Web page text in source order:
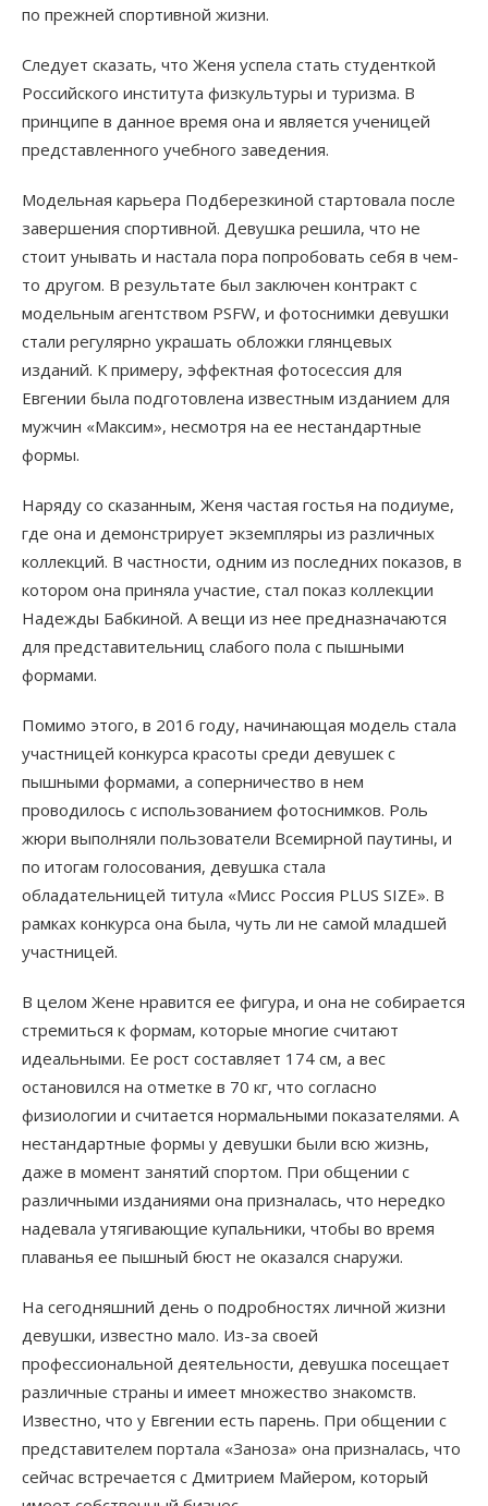
по прежней спортивной жизни.
Следует сказать, что Женя успела стать студенткой
Российского института физкультуры и туризма. В
принципе в данное время она и является ученицей
представленного учебного заведения.
Модельная карьера Подберезкиной стартовала после
завершения спортивной. Девушка решила, что не
стоит унывать и настала пора попробовать себя в чем-
то другом. В результате был заключен контракт с
модельным агентством PSFW, и фотоснимки девушки
стали регулярно украшать обложки глянцевых
изданий. К примеру, эффектная фотосессия для
Евгении была подготовлена известным изданием для
мужчин «Максим», несмотря на ее нестандартные
формы.
Наряду со сказанным, Женя частая гостья на подиуме,
где она и демонстрирует экземпляры из различных
коллекций. В частности, одним из последних показов, в
котором она приняла участие, стал показ коллекции
Надежды Бабкиной. А вещи из нее предназначаются
для представительниц слабого пола с пышными
формами.
Помимо этого, в 2016 году, начинающая модель стала
участницей конкурса красоты среди девушек с
пышными формами, а соперничество в нем
проводилось с использованием фотоснимков. Роль
жюри выполняли пользователи Всемирной паутины, и
по итогам голосования, девушка стала
обладательницей титула «Мисс Россия PLUS SIZE». В
рамках конкурса она была, чуть ли не самой младшей
участницей.
В целом Жене нравится ее фигура, и она не собирается
стремиться к формам, которые многие считают
идеальными. Ее рост составляет 174 см, а вес
остановился на отметке в 70 кг, что согласно
физиологии и считается нормальными показателями. А
нестандартные формы у девушки были всю жизнь,
даже в момент занятий спортом. При общении с
различными изданиями она призналась, что нередко
надевала утягивающие купальники, чтобы во время
плаванья ее пышный бюст не оказался снаружи.
На сегодняшний день о подробностях личной жизни
девушки, известно мало. Из-за своей
профессиональной деятельности, девушка посещает
различные страны и имеет множество знакомств.
Известно, что у Евгении есть парень. При общении с
представителем портала «Заноза» она призналась, что
сейчас встречается с Дмитрием Майером, который